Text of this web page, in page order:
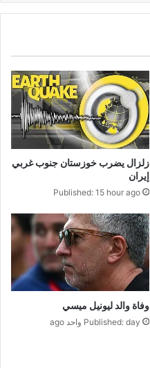
زلزال يضرب خوزستان جنوب غربي
إيران
Published: 15 hour ago
وفاة والد ليونيل ميسي
Published: day واحد ago